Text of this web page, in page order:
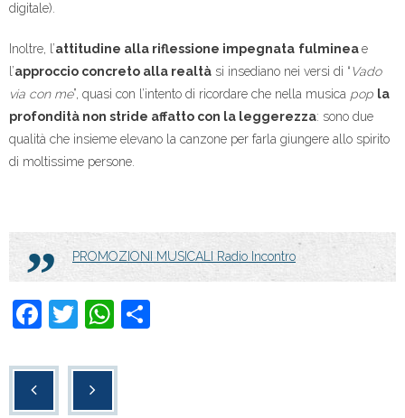
digitale).
Inoltre, l’attitudine alla riflessione impegnata fulmineae
l’approccio concreto alla realtà si insediano nei versi di “Vado
via con me”, quasi con l’intento di ricordare che nella musica pop la
profondità non stride affatto con la leggerezza: sono due
qualità che insieme elevano la canzone per farla giungere allo spirito
di moltissime persone.
PROMOZIONI MUSICALI Radio Incontro
F
c
T
tt
er
W
at